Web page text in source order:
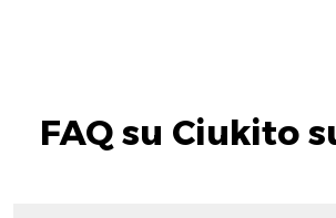
FAQ su Ciukito